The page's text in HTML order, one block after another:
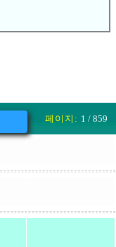
페이지: 1 / 859